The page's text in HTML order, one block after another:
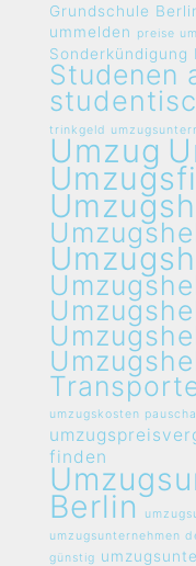
Grundschule
ummelden
preise
Studenen
trinkgeld
Umzug
umzugskosten
finden
Berlin
umzugsunternehmen
günstig